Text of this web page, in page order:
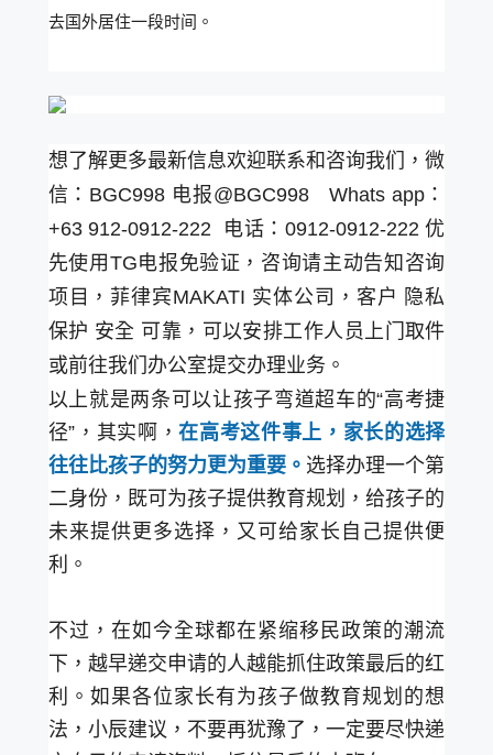
去国外居住一段时间。
想了解更多最新信息欢迎联系和咨询我们，微
信：BGC998 电报@BGC998 Whats app：
+63 912-0912-222 电话：0912-0912-222 优
先使用TG电报免验证，咨询请主动告知咨询
项目，菲律宾MAKATI 实体公司，客户 隐私
保护 安全 可靠，可以安排工作人员上门取件
或前往我们办公室提交办理业务。
以上就是两条可以让孩子弯道超车的“高考捷
径”，其实啊，在高考这件事上，家长的选择
往往比孩子的努力更为重要。 选择办理一个第
二身份，既可为孩子提供教育规划，给孩子的
未来提供更多选择，又可给家长自己提供便
利。
不过，在如今全球都在紧缩移民政策的潮流
下，越早递交申请的人越能抓住政策最后的红
利。如果各位家长有为孩子做教育规划的想
法，小辰建议，不要再犹豫了，一定要尽快递